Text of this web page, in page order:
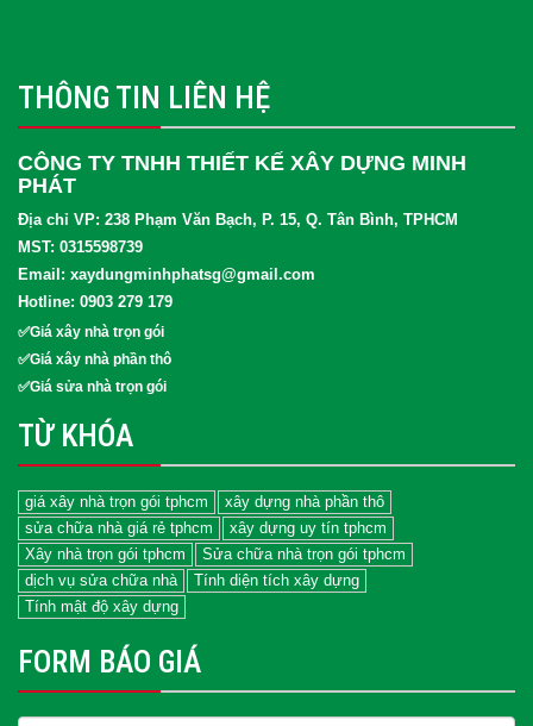
THÔNG TIN LIÊN HỆ
CÔNG TY TNHH THIẾT KẾ XÂY DỰNG MINH
PHÁT
Địa chỉ VP: 238 Phạm Văn Bạch, P. 15, Q. Tân Bình, TPHCM
MST: 0315598739
Email: xaydungminhphatsg@gmail.com
Hotline: 0903 279 179
✅Giá xây nhà trọn gói
✅Giá xây nhà phần thô
✅Giá sửa nhà trọn gói
TỪ KHÓA
giá xây nhà trọn gói tphcm
xây dựng nhà phần thô
sửa chữa nhà giá rẻ tphcm
xây dựng uy tín tphcm
Xây nhà trọn gói tphcm
Sửa chữa nhà trọn gói tphcm
dịch vụ sửa chữa nhà
Tính diện tích xây dựng
Tính mật độ xây dựng
FORM BÁO GIÁ